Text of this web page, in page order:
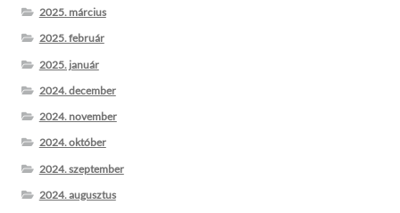
2025. március
2025. február
2025. január
2024. december
2024. november
2024. október
2024. szeptember
2024. augusztus